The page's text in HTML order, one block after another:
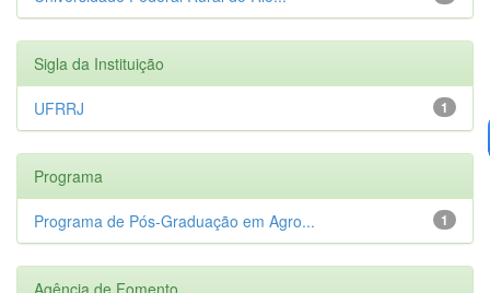
Sigla da Instituição
1
UFRRJ
Programa
1
Programa de Pós-Graduação em Agro...
Agência de Fomento